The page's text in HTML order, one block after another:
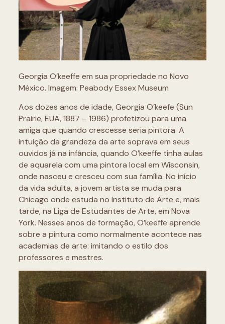
Georgia O’keeffe em sua propriedade no Novo
México. Imagem: Peabody Essex Museum
Aos dozes anos de idade, Georgia O’keefe (Sun
Prairie, EUA, 1887 – 1986) profetizou para uma
amiga que quando crescesse seria pintora. A
intuição da grandeza da arte soprava em seus
ouvidos já na infância, quando O’keeffe tinha aulas
de aquarela com uma pintora local em Wisconsin,
onde nasceu e cresceu com sua família. No início
da vida adulta, a jovem artista se muda para
Chicago onde estuda no Instituto de Arte e, mais
tarde, na Liga de Estudantes de Arte, em Nova
York. Nesses anos de formação, O’keeffe aprende
sobre a pintura como normalmente acontece nas
academias de arte: imitando o estilo dos
professores e mestres.